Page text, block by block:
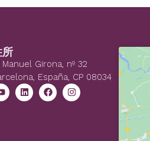
所
Manuel Girona, nº 32
España, CP 08034